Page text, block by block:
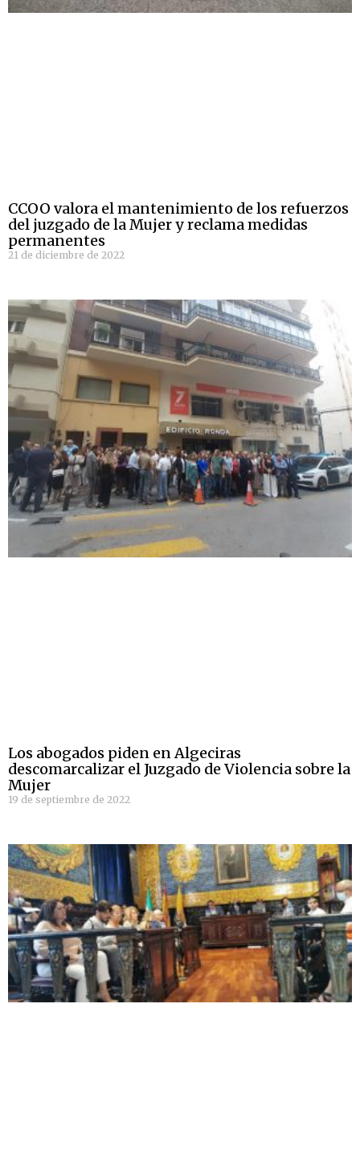
CCOO valora el mantenimiento de los refuerzos
del juzgado de la Mujer y reclama medidas
permanentes
21 de diciembre de 2022
Los abogados piden en Algeciras
descomarcalizar el Juzgado de Violencia sobre la
Mujer
19 de septiembre de 2022